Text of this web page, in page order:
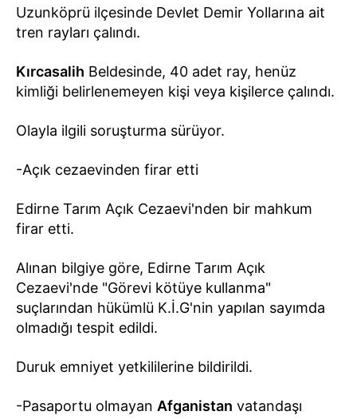
Uzunköprü ilçesinde Devlet Demir Yollarına ait
tren rayları çalındı.
Kırcasalih Beldesinde, 40 adet ray, henüz
kimliği belirlenemeyen kişi veya kişilerce çalındı.
Olayla ilgili soruşturma sürüyor.
-Açık cezaevinden firar etti
Edirne Tarım Açık Cezaevi'nden bir mahkum
firar etti.
Alınan bilgiye göre, Edirne Tarım Açık
Cezaevi'nde "Görevi kötüye kullanma"
suçlarından hükümlü K.İ.G'nin yapılan sayımda
olmadığı tespit edildi.
Duruk emniyet yetkililerine bildirildi.
-Pasaportu olmayan Afganistan vatandaşı